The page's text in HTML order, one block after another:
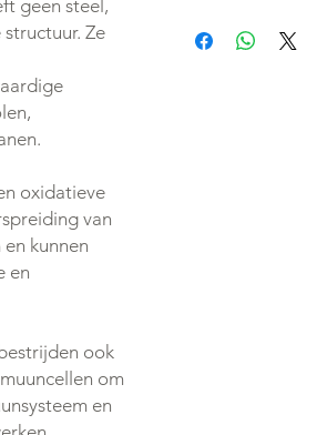
geen steel,
Ze
oxidatieve
van
kunnen
en
ook
om
en